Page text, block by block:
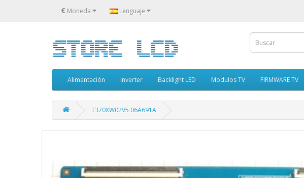
€ Moneda Lenguaje
Alimentación Inverter Backlight LED Modulos TV FIRMWARE TV
T370XW02V5 06A691A